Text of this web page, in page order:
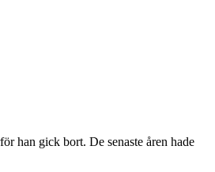
han gick bort. De senaste åren hade